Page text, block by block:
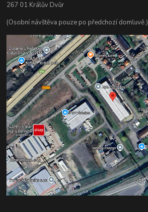
267 01 Králův Dvůr
(Osobní návštěva pouze po předchozí domluvě.)